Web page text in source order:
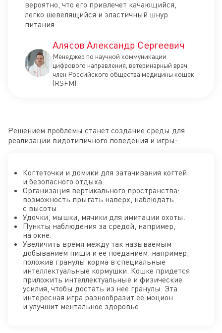
вероятно, что его привлечет качающийся,
легко шевелящийся и эластичный шнур
питания.
Алясов Александр Сергеевич
Менеджер по научной коммуникации
цифрового направления, ветеринарный врач,
член Российского общества медицины кошек
(RSFM).
Решением проблемы станет создание среды для
реализации видотипичного поведения и игры:
Когтеточки и домики для затачивания когтей
и безопасного отдыха.
Организация вертикального пространства:
возможность прыгать наверх, наблюдать
с высоты.
Удочки, мышки, мячики для имитации охоты.
Пункты наблюдения за средой, например,
на окне.
Увеличить время между так называемым
добыванием пищи и ее поеданием: например,
положив гранулы корма в специальные
интеллектуальные кормушки. Кошке придется
приложить интеллектуальные и физические
усилия, чтобы достать из нее гранулы. Эта
интересная игра разнообразит ее моцион
и улучшит ментальное здоровье.